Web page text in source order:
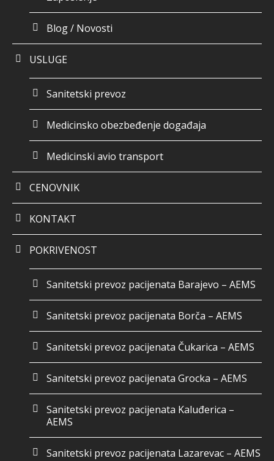
Blog / Novosti
USLUGE
Sanitetski prevoz
Medicinsko obezbeđenje događaja
Medicinski avio transport
CENOVNIK
KONTAKT
POKRIVENOST
Sanitetski prevoz pacijenata Barajevo – AEMS
Sanitetski prevoz pacijenata Borča – AEMS
Sanitetski prevoz pacijenata Čukarica – AEMS
Sanitetski prevoz pacijenata Grocka – AEMS
Sanitetski prevoz pacijenata Kaluđerica –
AEMS
Sanitetski prevoz pacijenata Lazarevac – AEMS